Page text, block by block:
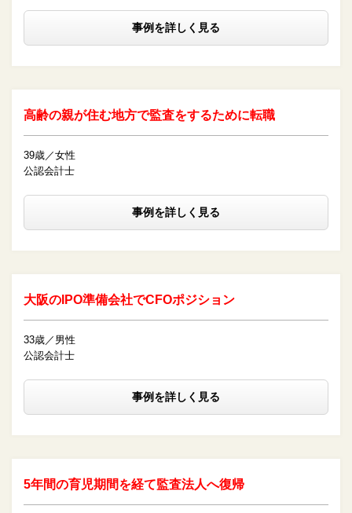
事例を詳しく見る
高齢の親が住む地方で監査をするために転職
39歳／女性
公認会計士
事例を詳しく見る
大阪のIPO準備会社でCFOポジション
33歳／男性
公認会計士
事例を詳しく見る
5年間の育児期間を経て監査法人へ復帰